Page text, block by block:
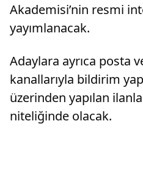
Akademisi’nin resmi
yayımlanacak.
Adaylara ayrıca posta
kanallarıyla bildirim
üzerinden yapılan
niteliğinde olacak.